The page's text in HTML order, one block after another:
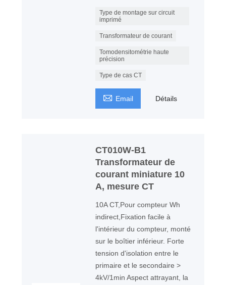
Type de montage sur circuit
imprimé
Transformateur de courant
Tomodensitométrie haute
précision
Type de cas CT
 Email Détails
CT010W-B1
Transformateur de
courant miniature 10
A, mesure CT
10A CT,Pour compteur Wh
indirect,Fixation facile à
l'intérieur du compteur, monté
sur le boîtier inférieur. Forte
tension d'isolation entre le
primaire et le secondaire >
4kV/1min Aspect attrayant, la